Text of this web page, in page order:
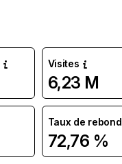
Visites
6,23 M
Taux de rebond
72,76 %